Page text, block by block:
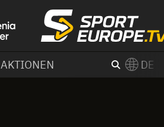
AKTIONEN DE